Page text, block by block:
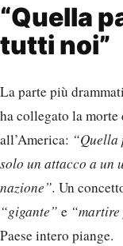
“Quella
tutti noi”
La parte più
ha collegato la
all’America:
solo un attacco a un
nazione”. Un
“gigante” e
Paese intero piange.